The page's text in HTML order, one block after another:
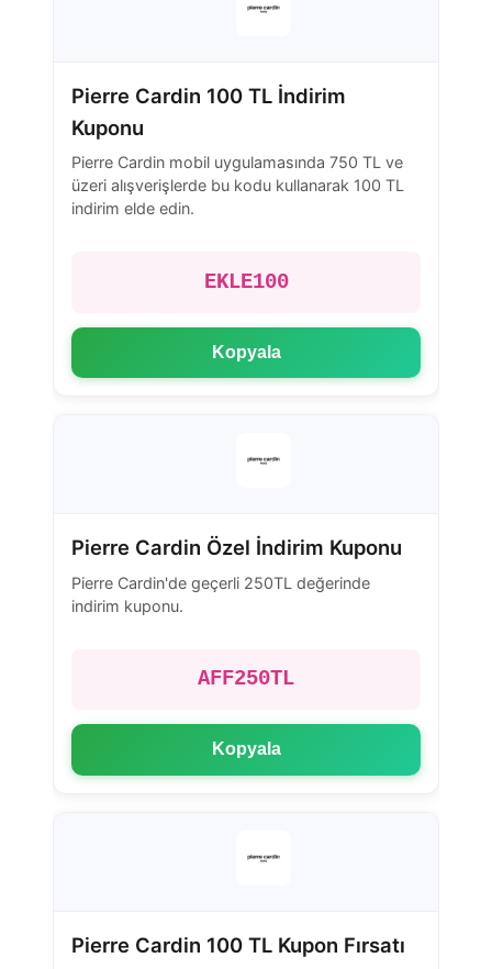
Pierre Cardin 100 TL İndirim
Kuponu
Pierre Cardin mobil uygulamasında 750 TL ve
üzeri alışverişlerde bu kodu kullanarak 100 TL
indirim elde edin.
EKLE100
Kopyala
Pierre Cardin Özel İndirim Kuponu
Pierre Cardin'de geçerli 250TL değerinde
indirim kuponu.
AFF250TL
Kopyala
Pierre Cardin 100 TL Kupon Fırsatı